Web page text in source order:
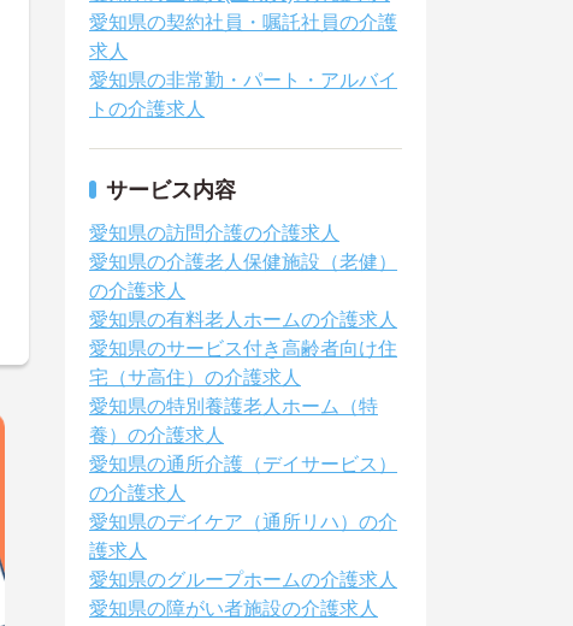
愛知県の契約社員・嘱託社員の介護
求人
愛知県の非常勤・パート・アルバイ
トの介護求人
サービス内容
愛知県の訪問介護の介護求人
愛知県の介護老人保健施設（老健）
の介護求人
愛知県の有料老人ホームの介護求人
愛知県のサービス付き高齢者向け住
宅（サ高住）の介護求人
愛知県の特別養護老人ホーム（特
養）の介護求人
愛知県の通所介護（デイサービス）
の介護求人
愛知県のデイケア（通所リハ）の介
護求人
愛知県のグループホームの介護求人
愛知県の障がい者施設の介護求人